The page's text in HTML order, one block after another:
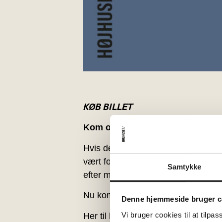
Samtykke
Denne hjemmeside bruger
Vi bruger cookies til at
KØB BILLET
Kom og syng med fra
Hvis der er én, der har styr på
vært for ODEONs Sangklub i
efter måned.
Nu kommer hun til Højhuset for
Her til huset har hun udviklet